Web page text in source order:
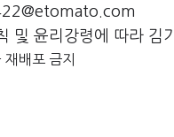
및 윤리강령에 따라 김
배포 금지